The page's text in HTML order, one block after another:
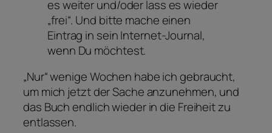
es weiter und/oder lass es wieder
„frei“. Und bitte mache einen
Eintrag in sein Internet-Journal,
wenn Du möchtest.
„Nur“ wenige Wochen habe ich gebraucht,
um mich jetzt der Sache anzunehmen, und
das Buch endlich wieder in die Freiheit zu
entlassen.